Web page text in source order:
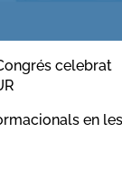
celebrat
en les